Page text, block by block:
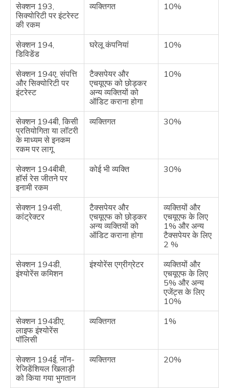
सेक्शन 193,
सिक्योरिटी पर इंटरेस्ट
की रकम
व्यक्तिगत 10%
सेक्शन 194,
डिविडेंड
घरेलू कंपनियां 10%
सेक्शन 194ए, संपत्ति
और सिक्योरिटी पर
इंटरेस्ट
टैक्सपेयर और
एचयूएफ को छोड़कर
अन्य व्यक्तियों को
ऑडिट कराना होगा
10%
सेक्शन 194बी, किसी
प्रतियोगिता या लॉटरी
के माध्यम से इनकम
रकम पर लागू
व्यक्तिगत 30%
सेक्शन 194बीबी,
हॉर्स रेस जीतने पर
इनामी रकम
कोई भी व्यक्ति 30%
सेक्शन 194सी,
कांट्रेक्टर
टैक्सपेयर और
एचयूएफ को छोड़कर
अन्य व्यक्तियों को
ऑडिट कराना होगा
व्यक्तियों और
एचयूएफ के लिए
1% और अन्य
टैक्सपेयर के लिए
2 %
सेक्शन 194डी,
इंश्योरेंस कमिशन
इंश्योरेंस एग्रीग्रेटर
व्यक्तियों और
एचयूएफ के लिए
5% और अन्य
एजेंट्स के लिए
10%
सेक्शन 194डीए,
लाइफ इंश्योरेंस
पॉलिसी
व्यक्तिगत 1%
सेक्शन 194ई, नॉन-
रेजिडेंशियल खिलाड़ी
को किया गया भुगतान
व्यक्तिगत 20%